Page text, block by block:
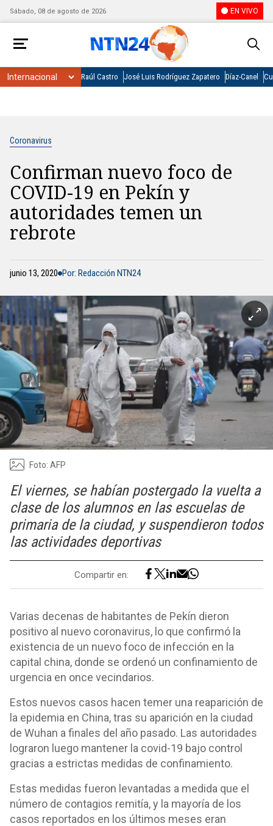
Sábado, 08 de agosto de 2026 EN VIVO
Raúl Castro José Luis Rodríguez Zapatero Díaz-Canel
Coronavirus
Confirman nuevo foco de
COVID-19 en Pekín y
autoridades temen un
rebrote
junio 13, 2020 Por: Redacción NTN24
Foto: AFP
El viernes, se habían postergado la vuelta a
clase de los alumnos en las escuelas de
primaria de la ciudad, y suspendieron todos
las actividades deportivas
Compartir en:
Varias decenas de habitantes de Pekín dieron
positivo al nuevo coronavirus, lo que confirmó la
existencia de un nuevo foco de infección en la
capital china, donde se ordenó un confinamiento de
urgencia en once vecindarios.
Estos nuevos casos hacen temer una reaparición de
la epidemia en China, tras su aparición en la ciudad
de Wuhan a finales del año pasado. Las autoridades
lograron luego mantener la covid-19 bajo control
gracias a estrictas medidas de confinamiento.
Estas medidas fueron levantadas a medida que el
número de contagios remitía, y la mayoría de los
casos reportados en los últimos meses eran